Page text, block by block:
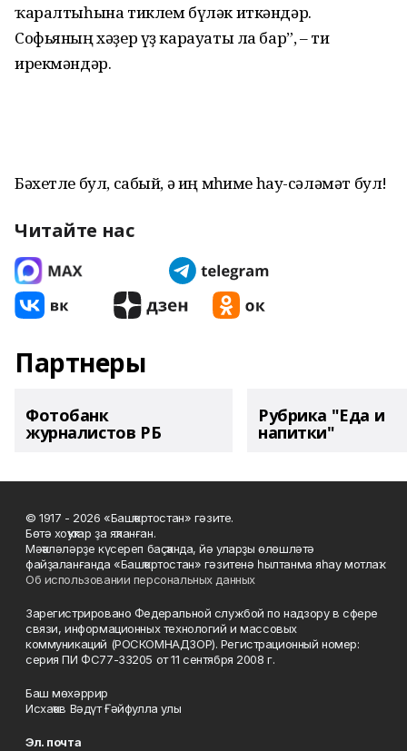
ҡаралтыһына тиклем бүләк иткәндәр.
Софьяның хәҙер үҙ карауаты ла бар”, – ти
ирекмәндәр.
Бәхетле бул, сабый, ә иң мөһиме һау-сәләмәт бул!
Читайте нас
Партнеры
Фотобанк
журналистов РБ
Рубрика "Еда и
напитки"
© 1917 - 2026 «Башҡортостан» гәзите.
Бөтә хоҡуҡтар ҙа яҡланған.
Мәҡәләләрҙе күсереп баҫҡанда, йә уларҙы өлөшләтә
файҙаланғанда «Башҡортостан» гәзитенә һылтанма яһау мотлаҡ.
Об использовании персональных данных
Зарегистрировано Федеральной службой по надзору в сфере
связи, информационных технологий и массовых
коммуникаций (РОСКОМНАДЗОР). Регистрационный номер:
серия ПИ ФС77-33205 от 11 сентября 2008 г.
Баш мөхәррир
Исхаҡов Вәдүт Ғәйфулла улы
Эл. почта